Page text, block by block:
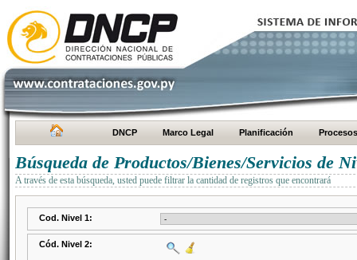
DNCP Marco Legal Planificación Procesos
Búsqueda de Productos/Bienes/Servicios de
A través de esta búsqueda, usted puede filtrar la cantidad de registros que encontrará
Cod. Nivel 1:
Cód. Nivel 2: